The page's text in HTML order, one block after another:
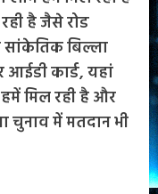
है जैसे रोड
सांकेतिक बिल्ला
आईडी कार्ड, यहां
मिल रही है और
चुनाव में मतदान भी